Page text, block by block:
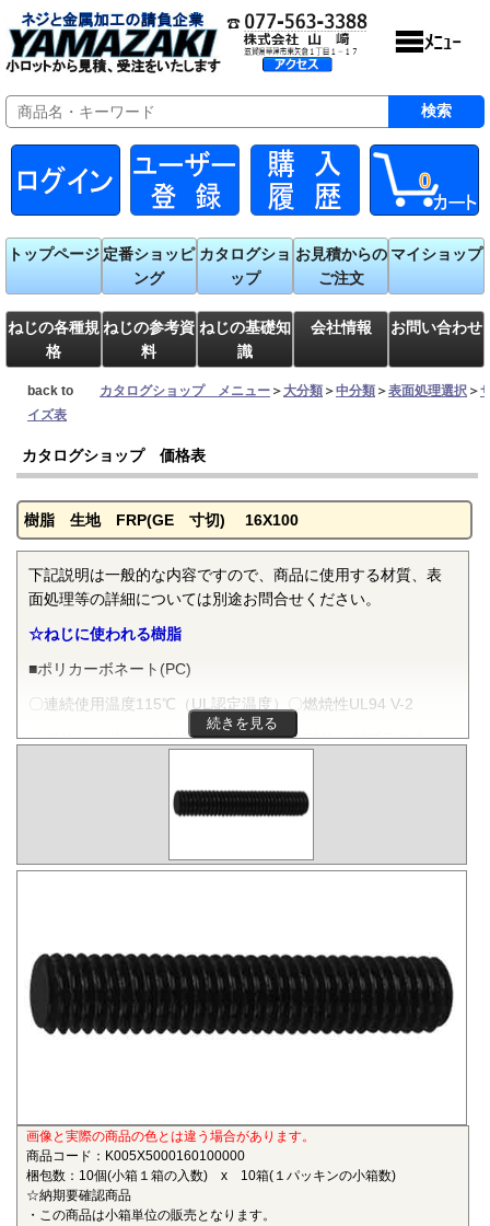
0
トップページ 定番ショッピ
ング
カタログショ
ップ
お見積からの
ご注文
マイショップ
ねじの各種規
格
ねじの参考資
料
ねじの基礎知
識
会社情報 お問い合わせ
back to カタログショップ メニュー ＞大分類 ＞中分類 ＞表面処理選択 ＞
イズ表
カタログショップ 価格表
樹脂 生地 FRP(GE 寸切) 16X100
下記説明は一般的な内容ですので、商品に使用する材質、表
面処理等の詳細については別途お問合せください。
☆ねじに使われる樹脂
■ポリカーボネート(PC)
〇連続使用温度115℃（UL認定温度）〇燃焼性UL94 V-2
ポリカーボネートは非晶性のエンジニアリングプラスチッ
どをバランスよく備え、かつ透明で自己消火性を示すことか
ら、電気・電子分野から自動車、医療分野にいたるまで、幅
■ポリフェニレンサルファイド(PPS)
す。優れた耐熱性を有し、高温度雰囲気中で長時間使用して
も物性劣化はほとんどありません。また、耐薬品性、機械的
特性、電気的特性、および寸法安定性にも優れ、電気・電子
部品、自動車部品、化学機械部品などに用いられています。
ポリアミドMXD6をベースポリマーとし、ガラス繊維50%で
強化した結晶性のエンジニアリングプラスチックです。エン
プラの中で最も大きい強度・弾性率を有し、耐油性や耐熱性
にも優れることから、金属の代替材料として自動車等輸送機
続きを見る
画像と実際の商品の色とは違う場合があります。
商品コード：K005X5000160100000
梱包数：10個(小箱１箱の入数) x 10箱(１パッキンの小箱数)
☆納期要確認商品
・この商品は小箱単位の販売となります。